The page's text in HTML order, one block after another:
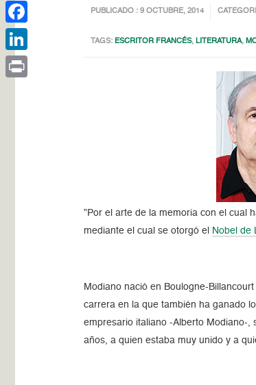
PUBLICADO : 9 OCTUBRE, 2014
TAGS: ESCRITOR FRANCÉS, LITERATURA,
”Por el arte de la memoria con el cual
mediante el cual se otorgó el
Nobel de
Modiano nació en Boulogne-
carrera en la que también ha ganado
empresario italiano -Alberto Modiano-,
años, a quien estaba muy unido y a
X
Facebook
LinkedIn